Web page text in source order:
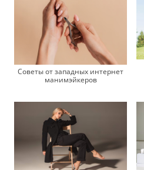
Советы от западных интернет
манимэйкеров